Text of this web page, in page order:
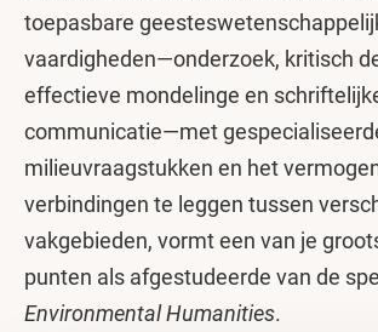
toepasbare
vaardigheden—onderzoek, kritisch
effectieve mondelinge en
communicatie—met
milieuvraagstukken en het
verbindingen te leggen tussen
vakgebieden, vormt een van je
punten als afgestudeerde van de
Environmental Humanities.